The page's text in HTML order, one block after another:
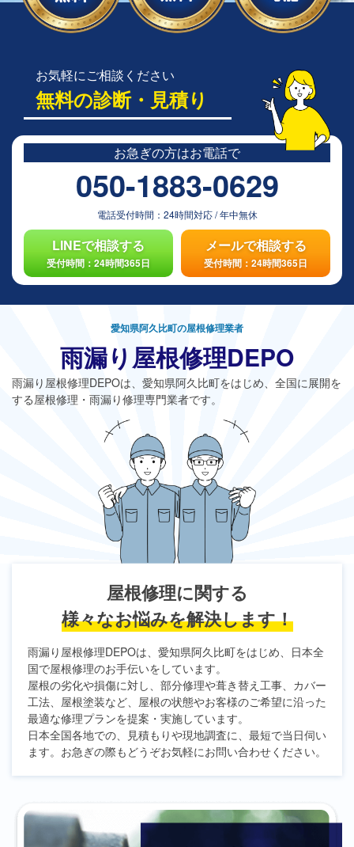
お気軽にご相談ください
無料の診断・見積り
お急ぎの方はお電話で
050-1883-0629
電話受付時間： 24時間対応/年中無休
LINEで相談する
受付時間：24時間365日
メールで相談する
受付時間：24時間365日
愛知県阿久比町の屋根修理業者
雨漏り屋根修理DEPO
雨漏り屋根修理DEPOは、愛知県阿久比町をはじめ、全国に展開を
する屋根修理・雨漏り修理専門業者です。
屋根修理に関する
様々なお悩みを解決します！
雨漏り屋根修理DEPOは、愛知県阿久比町をはじめ、日本全
国で屋根修理のお手伝いをしています。
屋根の劣化や損傷に対し、部分修理や葺き替え工事、カバー
工法、屋根塗装など、屋根の状態やお客様のご希望に沿った
最適な修理プランを提案・実施しています。
日本全国各地での、見積もりや現地調査に、最短で当日伺い
ます。お急ぎの際もどうぞお気軽にお問い合わせください。